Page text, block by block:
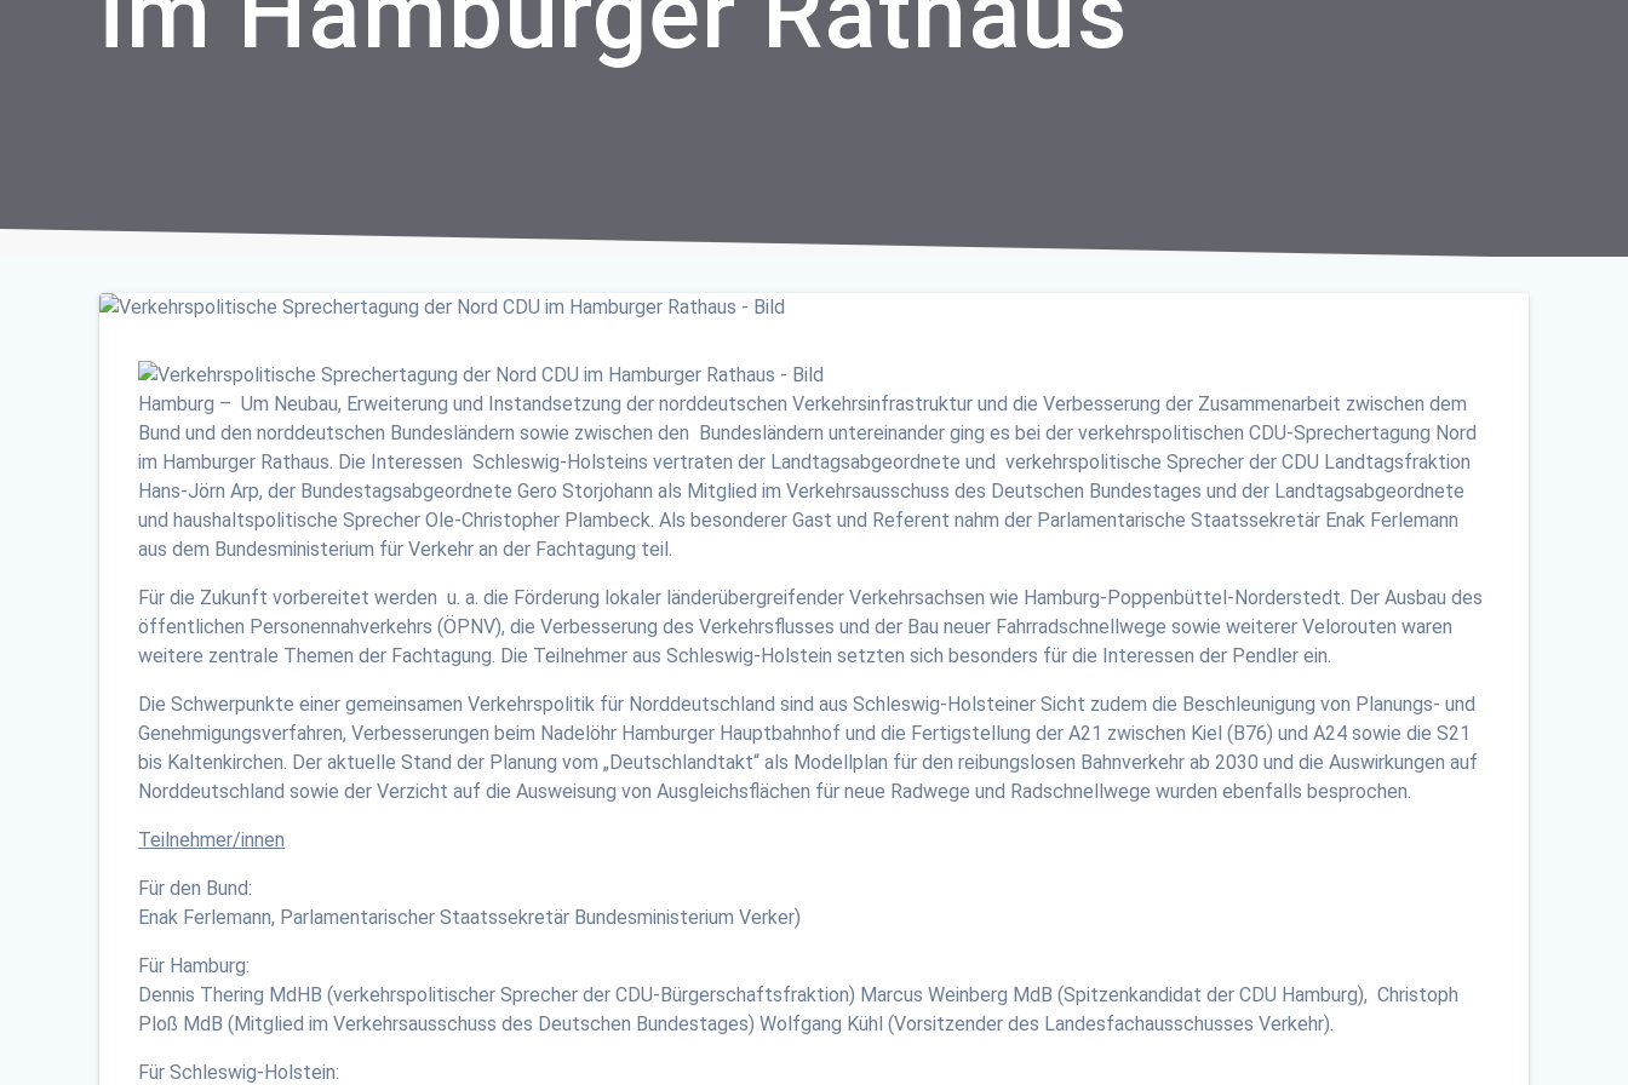
Hamburg – Um Neubau, Erweiterung und Instandsetzung der norddeutschen Verkehrsinfrastruktur und die Verbesserung der Zusammenarbeit zwischen dem
Bund und den norddeutschen Bundesländern sowie zwischen den Bundesländern untereinander ging es bei der verkehrspolitischen CDU-Sprechertagung Nord
im Hamburger Rathaus. Die Interessen Schleswig-Holsteins vertraten der Landtagsabgeordnete und verkehrspolitische Sprecher der CDU Landtagsfraktion
Hans-Jörn Arp, der Bundestagsabgeordnete Gero Storjohann als Mitglied im Verkehrsausschuss des Deutschen Bundestages und der Landtagsabgeordnete
und haushaltspolitische Sprecher Ole-Christopher Plambeck. Als besonderer Gast und Referent nahm der Parlamentarische Staatssekretär Enak Ferlemann
aus dem Bundesministerium für Verkehr an der Fachtagung teil.
Für die Zukunft vorbereitet werden u. a. die Förderung lokaler länderübergreifender Verkehrsachsen wie Hamburg-Poppenbüttel-Norderstedt. Der Ausbau des
öffentlichen Personennahverkehrs (ÖPNV), die Verbesserung des Verkehrsflusses und der Bau neuer Fahrradschnellwege sowie weiterer Velorouten waren
weitere zentrale Themen der Fachtagung. Die Teilnehmer aus Schleswig-Holstein setzten sich besonders für die Interessen der Pendler ein.
Die Schwerpunkte einer gemeinsamen Verkehrspolitik für Norddeutschland sind aus Schleswig-Holsteiner Sicht zudem die Beschleunigung von Planungs- und
Genehmigungsverfahren, Verbesserungen beim Nadelöhr Hamburger Hauptbahnhof und die Fertigstellung der A21 zwischen Kiel (B76) und A24 sowie die S21
bis Kaltenkirchen. Der aktuelle Stand der Planung vom „Deutschlandtakt“ als Modellplan für den reibungslosen Bahnverkehr ab 2030 und die Auswirkungen auf
Norddeutschland sowie der Verzicht auf die Ausweisung von Ausgleichsflächen für neue Radwege und Radschnellwege wurden ebenfalls besprochen.
Teilnehmer/innen
Für den Bund:
Enak Ferlemann, Parlamentarischer Staatssekretär Bundesministerium Verker)
Für Hamburg:
Dennis Thering MdHB (verkehrspolitischer Sprecher der CDU-Bürgerschaftsfraktion) Marcus Weinberg MdB (Spitzenkandidat der CDU Hamburg), Christoph
Ploß MdB (Mitglied im Verkehrsausschuss des Deutschen Bundestages) Wolfgang Kühl (Vorsitzender des Landesfachausschusses Verkehr).
Für Schleswig-Holstein: